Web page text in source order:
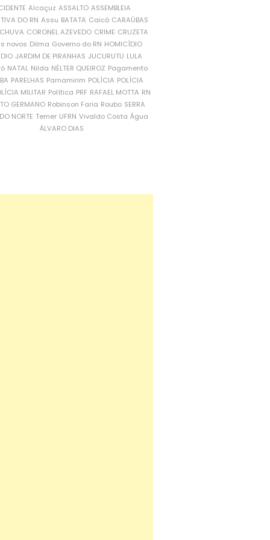
Alcaçuz ASSALTO ASSEMBLEIA
DO RN Assu BATATA Caicó CARAÚBAS
CORONEL AZEVEDO CRIME CRUZETA
novos Dilma Governo do RN HOMICÍDIO
JARDIM DE PIRANHAS JUCURUTU LULA
NATAL Nilda NÉLTER QUEIROZ Pagamento
PARELHAS Parnamirim POLÍCIA POLÍCIA
MILITAR Política PRF RAFAEL MOTTA RN
GERMANO Robinson Faria Roubo SERRA
NORTE Temer UFRN Vivaldo Costa Água
ÁLVARO DIAS